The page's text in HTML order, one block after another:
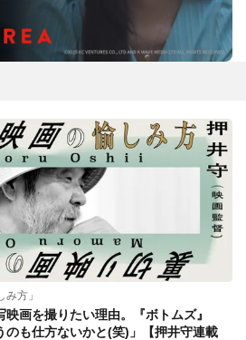
方」
画を撮りたい理由。『ボトムズ』
のも仕方ないかと(笑)」【押井守連載